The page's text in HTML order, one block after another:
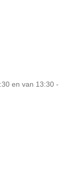
en van 13:30 -